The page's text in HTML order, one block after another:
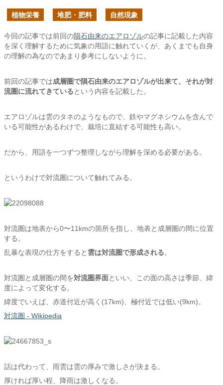
植物栄養 堆肥・肥料 自然現象
今回の記事では前回の隕石由来のエアロゾルの記事に記載した内容
を深く理解するために気象の用語に触れていくが、あくまでも自身
の理解の為なのであまり参考にしないように。
前回の記事では成層圏で隕石由来のエアロゾルが出来て、それが対
流圏に流れてきているという内容を記載した。
エアロゾルは雲のタネのようなもので、鉄やマグネシウムを含んで
いる可能性があるわけで、栽培に直結する可能性も高い。
だから、用語を一つずつ整理しながら理解を深める必要がある。
というわけで対流圏について触れてみる。
対流圏は地表から0〜11kmの箇所を指し、地表と成層圏の間に位置
する。
乱暴な表現の仕方をすると 雲は対流圏で形成される。
対流圏と成層圏の間を対流圏界面といい、この面の高さは季節、緯
度によって変化する。
緯度でいえば、赤道付近が高く(17km)、極付近では低い(9km)。
対流圏 - Wikipedia
話は代わって、雨雲は雲の厚みで激しさが決まる。
厚ければ厚い程、降雨は激しくなる。